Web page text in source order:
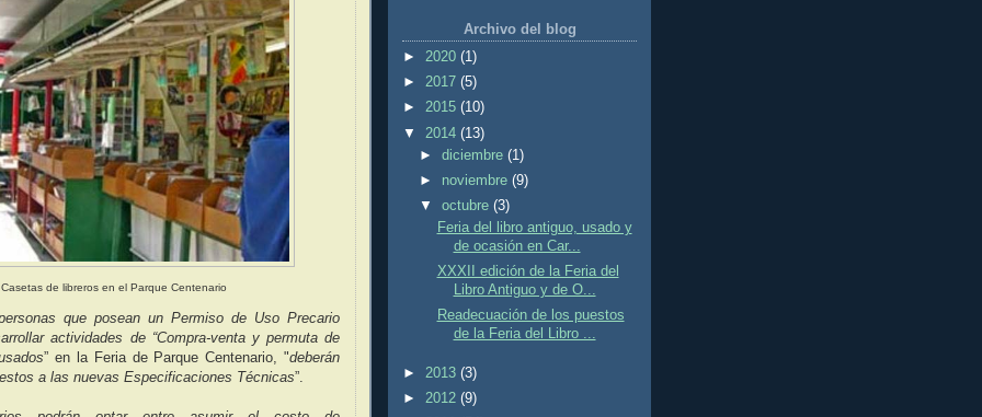
Casetas de libreros en el Parque Centenario
que posean un Permiso de Uso Precario
actividades de “Compra-venta y permuta de
” en la Feria de Parque Centenario, "deberán
a las nuevas Especificaciones Técnicas”.
Archivo del blog
► 2020 (1)
► 2017 (5)
► 2015 (10)
▼ 2014 (13)
►diciembre(1)
► noviembre(9)
▼octubre(3)
Feria del libro antiguo, usado y
de ocasión en Car...
XXXII edición de la Feria del
Libro Antiguo y de O...
Readecuación de los puestos
de la Feria del Libro ...
► 2013 (3)
► 2012 (9)